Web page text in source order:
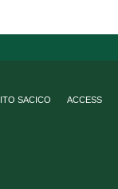
ITO SACICO ACCESS